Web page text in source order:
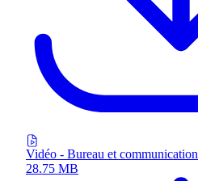
Vidéo - Bureau et communication
28.75 MB